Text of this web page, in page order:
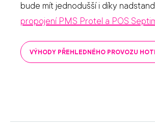
bude mít jednodušší i díky
propojení PMS Protel a POS
VÝHODY PŘEHLEDNÉHO PROVOZU